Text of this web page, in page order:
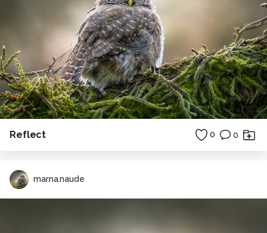
Reflect 0 0
marna.naude